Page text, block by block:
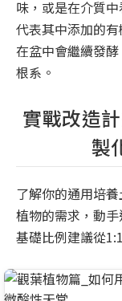
味，或是在介質
代表其中添加的
在盆中會繼續發
根系。
實戰改造
製
了解你的通用培
植物的需求，動
基礎比例建議從